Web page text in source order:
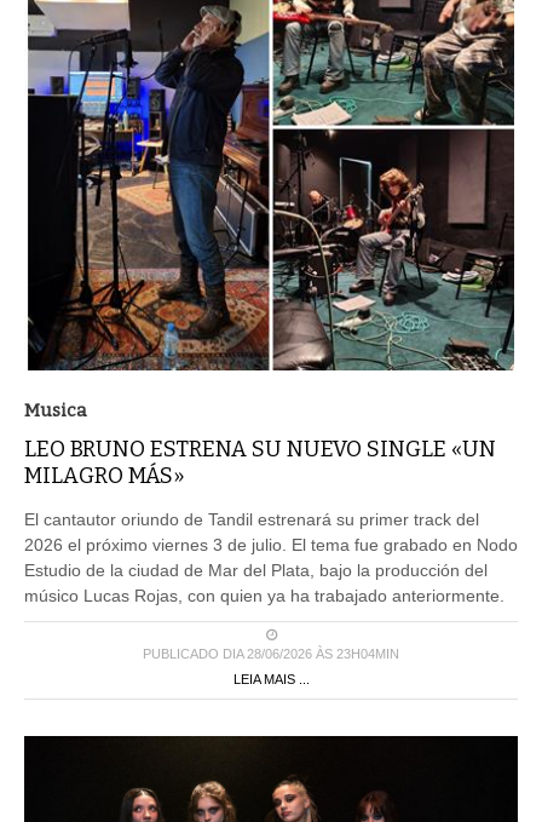
LEO BRUNO ESTRENA SU NUEVO SINGLE «UN
MILAGRO MÁS»
2026 el próximo viernes 3 de julio. El tema fue grabado en Nodo
Estudio de la ciudad de Mar del Plata, bajo la producción del
músico Lucas Rojas, con quien ya ha trabajado anteriormente.
PUBLICADO DIA 28/06/2026 ÀS 23H04MIN
LEIA MAIS ...